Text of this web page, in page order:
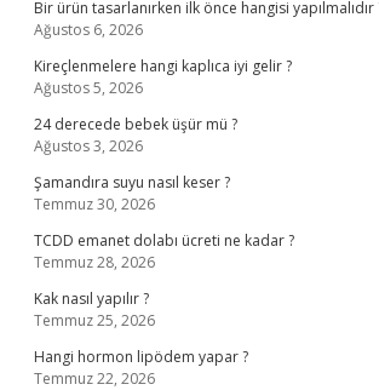
Bir ürün tasarlanırken ilk önce hangisi yapılmalıdır
Ağustos 6, 2026
Kireçlenmelere hangi kaplıca iyi gelir ?
Ağustos 5, 2026
24 derecede bebek üşür mü ?
Ağustos 3, 2026
Şamandıra suyu nasıl keser ?
Temmuz 30, 2026
TCDD emanet dolabı ücreti ne kadar ?
Temmuz 28, 2026
Kak nasıl yapılır ?
Temmuz 25, 2026
Hangi hormon lipödem yapar ?
Temmuz 22, 2026